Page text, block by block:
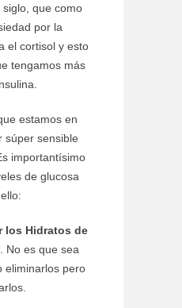
que como
por la
el cortisol y esto
tengamos más
estamos en
súper sensible
importantísimo
de glucosa
los Hidratos de
. No es que sea
eliminarlos pero